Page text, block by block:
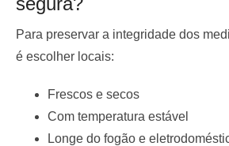
Para preservar a integridade dos
é escolher locais:
Frescos e secos
Com temperatura estável
Longe do fogão e